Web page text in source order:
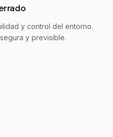
y control del entorno.
y previsible.